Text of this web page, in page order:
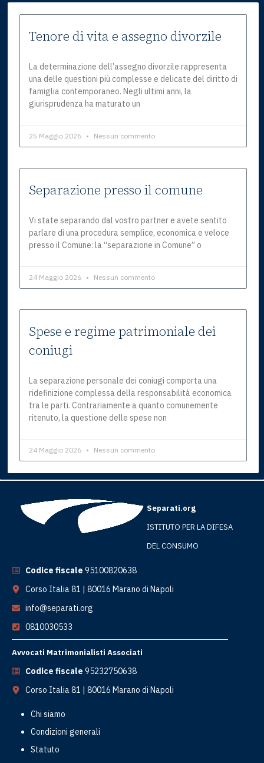
Tenore di vita e assegno divorzile
La determinazione dell’assegno divorzile rappresenta
una delle questioni più complesse e delicate del diritto di
famiglia contemporaneo. Negli ultimi anni, la
giurisprudenza ha maturato un
25 Maggio 2026 Nessun commento
Separazione presso il comune
Vi state separando dal vostro partner e avete sentito
parlare di una procedura semplice, economica e veloce
presso il Comune: la “separazione in Comune” o
24 Maggio 2026 Nessun commento
Spese e regime patrimoniale dei
coniugi
La separazione personale dei coniugi comporta una
ridefinizione complessa della responsabilità economica
tra le parti. Contrariamente a quanto comunemente
ritenuto, la questione delle spese non
24 Maggio 2026 Nessun commento
Separati.org
ISTITUTO PER LA DIFESA
DEL CONSUMO
Codice fiscale 95100820638
Corso Italia 81 | 80016 Marano di Napoli
info@separati.org
0810030533
Avvocati Matrimonialisti Associati
Codice fiscale 95232750638
Corso Italia 81 | 80016 Marano di Napoli
Chi siamo
Condizioni generali
Statuto